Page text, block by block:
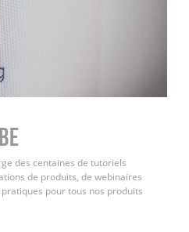
des centaines de tutoriels
de produits, de webinaires
pour tous nos produits